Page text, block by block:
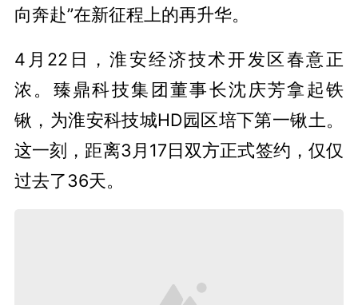
向奔赴”在新征程上的再升华。
4月22日，淮安经济技术开发区春意正
浓。臻鼎科技集团董事长沈庆芳拿起铁
锹，为淮安科技城HD园区培下第一锹土。
这一刻，距离3月17日双方正式签约，仅仅
过去了36天。